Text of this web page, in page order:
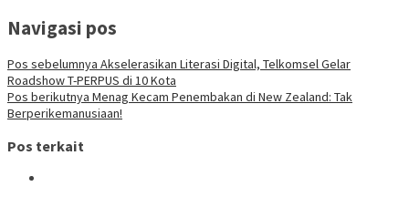
Navigasi pos
Pos sebelumnya Akselerasikan Literasi Digital, Telkomsel Gelar
Roadshow T-PERPUS di 10 Kota
Pos berikutnya Menag Kecam Penembakan di New Zealand: Tak
Berperikemanusiaan!
Pos terkait